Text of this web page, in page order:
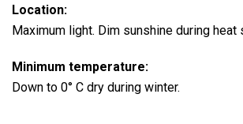
Location:
Maximum light. Dim sunshine during heat
Minimum temperature:
Down to 0° C dry during winter.